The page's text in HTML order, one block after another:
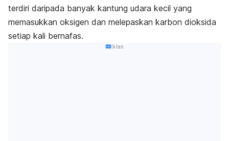
terdiri daripada banyak kantung udara kecil yang
memasukkan oksigen dan melepaskan karbon dioksida
setiap kali bernafas.
Iklan